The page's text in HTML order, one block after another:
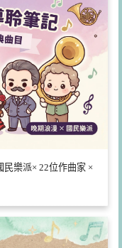
樂派× 22位作曲家 ×